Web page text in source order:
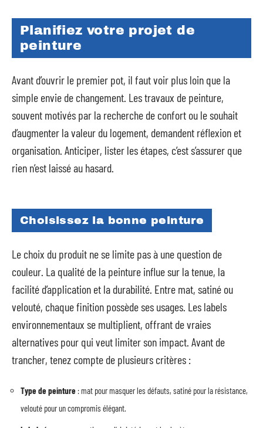
Planifiez votre projet de
peinture
Avant d’ouvrir le premier pot, il faut voir plus loin que la
simple envie de changement. Les travaux de peinture,
souvent motivés par la recherche de confort ou le souhait
d’augmenter la valeur du logement, demandent réflexion et
organisation. Anticiper, lister les étapes, c’est s’assurer que
rien n’est laissé au hasard.
Choisissez la bonne peinture
Le choix du produit ne se limite pas à une question de
couleur. La qualité de la peinture influe sur la tenue, la
facilité d’application et la durabilité. Entre mat, satiné ou
velouté, chaque finition possède ses usages. Les labels
environnementaux se multiplient, offrant de vraies
alternatives pour qui veut limiter son impact. Avant de
trancher, tenez compte de plusieurs critères :
Type de peinture : mat pour masquer les défauts, satiné pour la résistance,
velouté pour un compromis élégant.